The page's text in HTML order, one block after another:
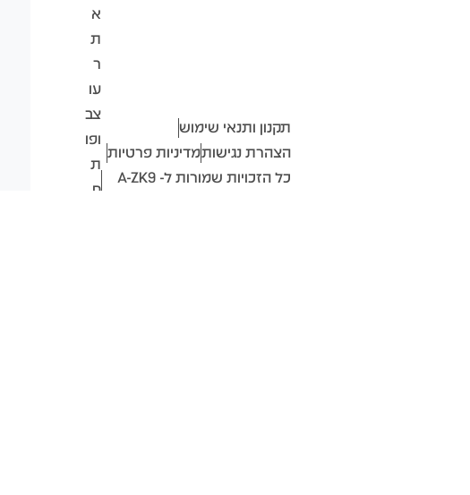
תקנון ותנאי שימוש
הצהרת נגישותמדיניות פרטיות
כל הזכויות שמורות ל- A-ZK9
א
ת
ר
עו
צב
ופו
ת
ח